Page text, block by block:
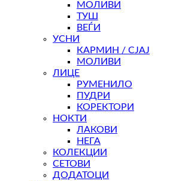
МОЛИВИ
ТУШ
ВЕЃИ
УСНИ
КАРМИН / СЈАЈ
МОЛИВИ
ЛИЦЕ
РУМЕНИЛО
ПУДРИ
КОРЕКТОРИ
НОКТИ
ЛАКОВИ
НЕГА
КОЛЕКЦИИ
СЕТОВИ
ДОДАТОЦИ